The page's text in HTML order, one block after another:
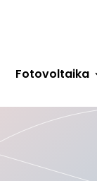
Fotovoltaika